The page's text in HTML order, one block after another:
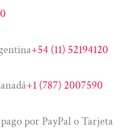
+54 (11) 52194120
+1 (787) 2007590
por PayPal o Tarjeta